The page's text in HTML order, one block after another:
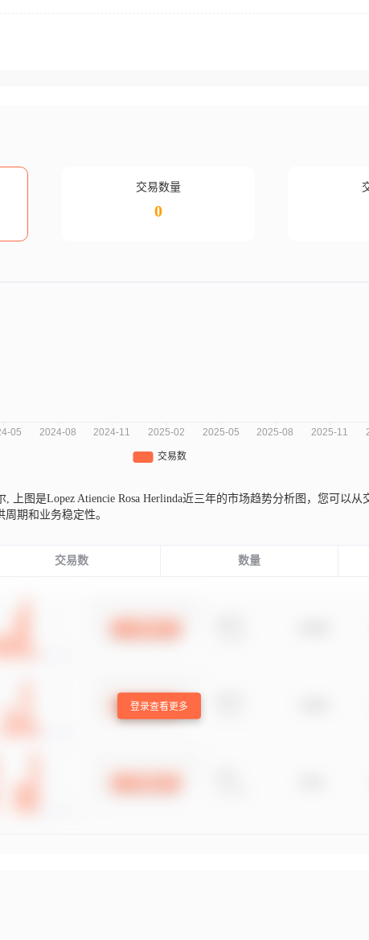
交易数量
0
,
上图是Lopez Atiencie Rosa Herlinda近三年的市场趋势分析图，您可以
期和业务稳定性。
交易数 数量
登录查看更多